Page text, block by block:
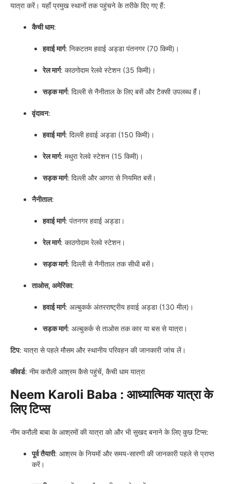
यात्रा करें। यहाँ प्रमुख स्थानों तक पहुंचने के तरीके दिए गए हैं:
कैची धाम:
हवाई मार्ग: निकटतम हवाई अड्डा पंतनगर (70 किमी)।
रेल मार्ग: काठगोदाम रेलवे स्टेशन (35 किमी)।
सड़क मार्ग: दिल्ली से नैनीताल के लिए बसें और टैक्सी उपलब्ध हैं।
वृंदावन:
हवाई मार्ग: दिल्ली हवाई अड्डा (150 किमी)।
रेल मार्ग: मथुरा रेलवे स्टेशन (15 किमी)।
सड़क मार्ग: दिल्ली और आगरा से नियमित बसें।
नैनीताल:
हवाई मार्ग: पंतनगर हवाई अड्डा।
रेल मार्ग: काठगोदाम रेलवे स्टेशन।
सड़क मार्ग: दिल्ली से नैनीताल तक सीधी बसें।
ताओस, अमेरिका:
हवाई मार्ग: अल्बुकर्क अंतरराष्ट्रीय हवाई अड्डा (130 मील)।
सड़क मार्ग: अल्बुकर्क से ताओस तक कार या बस से यात्रा।
टिप: यात्रा से पहले मौसम और स्थानीय परिवहन की जानकारी जांच लें।
कीवर्ड: नीम करौली आश्रम कैसे पहुंचें, कैची धाम यात्रा
Neem Karoli Baba : आध्यात्मिक यात्रा के
लिए टिप्स
नीम करौली बाबा के आश्रमों की यात्रा को और भी सुखद बनाने के लिए कुछ टिप्स:
पूर्व तैयारी: आश्रम के नियमों और समय-सारणी की जानकारी पहले से प्राप्त
करें।